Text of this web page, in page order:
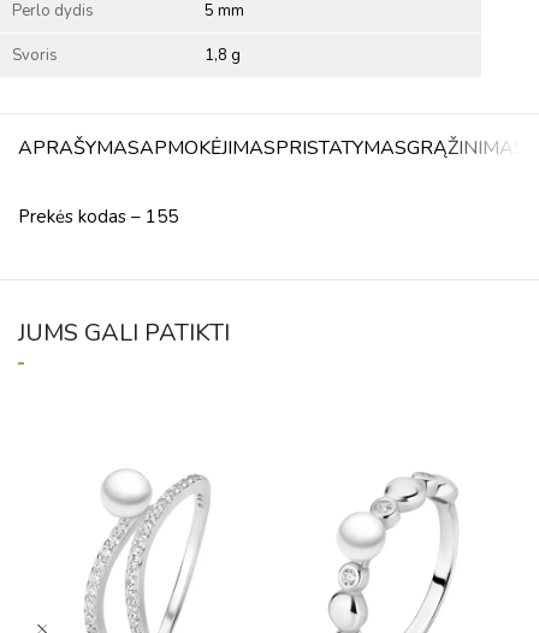
Perlo dydis 5 mm
Svoris 1,8 g
APRAŠYMASAPMOKĖJIMASPRISTATYMASGRĄŽINIMAS
Prekės kodas – 155
JUMS GALI PATIKTI